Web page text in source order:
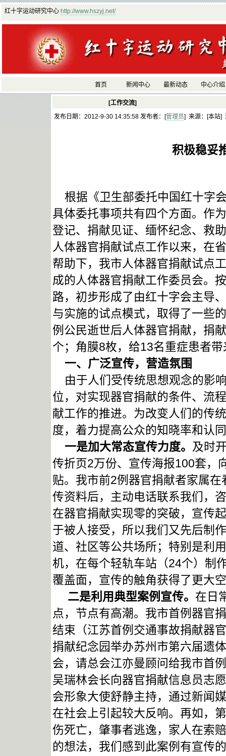
红十字运动研究中心 http://www.hszyj.net/
首页 新闻中心 最新动态 中心介绍
[工作交流]
发布日期：2012-9-30 14:35:58 发布者：[管理员] 来源：[本站]
积极稳妥
根据《卫生部委托中国红十字
具体委托事项共有四个方面。作
登记、捐献见证、缅怀纪念、救
人体器官捐献试点工作以来，在
帮助下，我市人体器官捐献试点
成的人体器官捐献工作委员会。
路，初步形成了由红十字会主导
与实施的试点模式，取得了一些
例公民逝世后人体器官捐献，捐
个；角膜8枚，给13名重症患者
一、广泛宣传，营造氛围
由于人们受传统思想观念的影
位，对实现器官捐献的条件、流
献工作的推进。为改变人们的传
度，着力提高公众的知晓率和认
一是加大常态宣传力度。 及时
传折页2万份、宣传海报100套，
贴。我市前2例器官捐献者家属
传资料后，主动电话联系我们，
在器官捐献实现零的突破，宣传
于被人接受，所以我们又先后制
道、社区等公共场所；特别是利
机，在每个轻轨车站（24个）制
覆盖面，宣传的触角获得了更大
二是利用典型案例宣传。 在日
点，节点有高潮。我市首例器官
结束（江苏首例交通事故捐献器
捐献纪念园举办苏州市第六届遗
会，请总会江亦曼顾问给我市首
吴瑞林会长向器官捐献信息员志
会形象大使舒静主持，通过新闻
在社会上引起较大反响。再如，
伤死亡，肇事者逃逸，家人在索
的想法，我们感到此案例有宣传